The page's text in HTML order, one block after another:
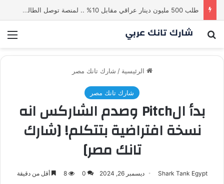
طلب 500 مليون دينار عراقي مقابل 10% .. لمنصة توصل الطالب بالاستاذ | شارك تانك العراق
بحث عن
الرئيسية / شارك تانك مصر
شارك تانك مصر
بدأ الPitch وصدم الشاركس انه
نسخة افتراضية بتتكلم! [شارك
تانك مصر]
Shark Tank Egypt ديسمبر 26, 2024 0
8 أقل من دقيقة